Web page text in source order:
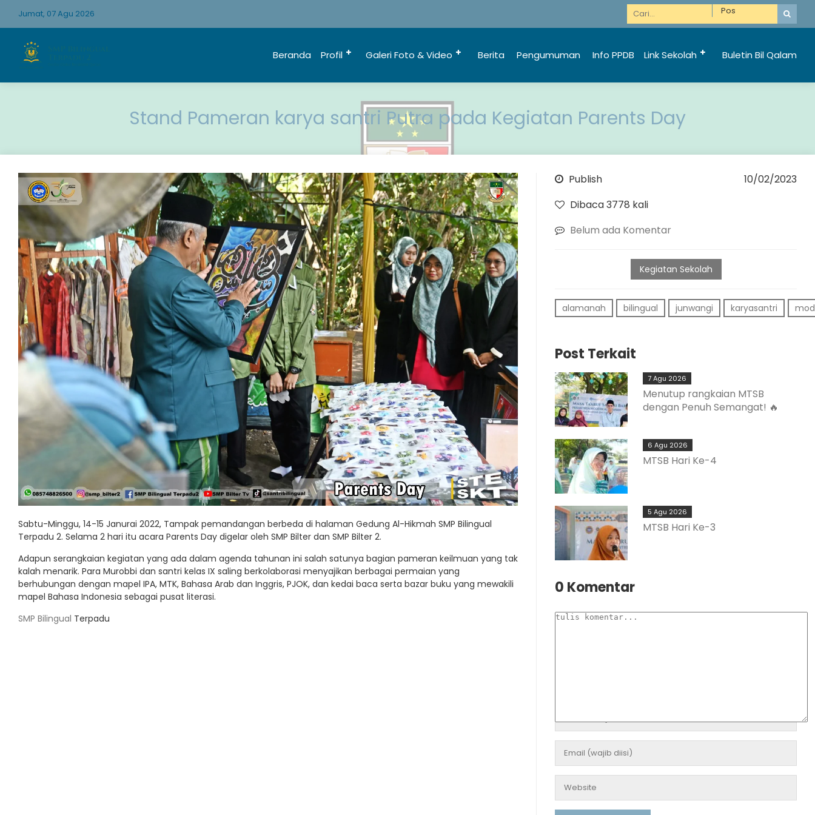
Jumat, 07 Agu 2026 Informasi Penerimaan Santri Baru 2025/2026
Beranda Profil Galeri Foto & Video Berita Pengumuman Info PPDB Link Sekolah Buletin Bil Qalam
Stand Pameran karya santri Putra pada Kegiatan Parents Day
Sabtu-Minggu, 14-15 Janurai 2022, Tampak pemandangan berbeda di halaman Gedung Al-Hikmah SMP Bilingual
Terpadu 2. Selama 2 hari itu acara Parents Day digelar oleh SMP Bilter dan SMP Bilter 2.
Adapun serangkaian kegiatan yang ada dalam agenda tahunan ini salah satunya bagian pameran keilmuan yang tak
kalah menarik. Para Murobbi dan santri kelas IX saling berkolaborasi menyajikan berbagai permaian yang
berhubungan dengan mapel IPA, MTK, Bahasa Arab dan Inggris, PJOK, dan kedai baca serta bazar buku yang mewakili
mapel Bahasa Indonesia sebagai pusat literasi.
SMP Bilingual Terpadu
Publish
10/02/2023
Dibaca 3778 kali
Belum ada Komentar
Kegiatan Sekolah
alamanah bilingual junwangi karyasantri
Post Terkait
7 Agu 2026
Menutup rangkaian MTSB
dengan Penuh Semangat! 🔥
6 Agu 2026
MTSB Hari Ke-4
5 Agu 2026
MTSB Hari Ke-3
0 Komentar